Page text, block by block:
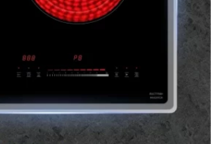
biệt chính là mặt kính Eurokera, sản
Mặt kính này có khả năng chịu nhiệt
hợp kim nhôm cao cấp không chỉ nâng
tác động bên ngoài. Điều này đảm bảo